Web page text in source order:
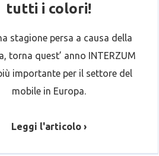
tutti i colori!
stagione persa a causa della
torna quest’ anno INTERZUM
importante per il settore del
mobile in Europa.
Leggi l'articolo ›